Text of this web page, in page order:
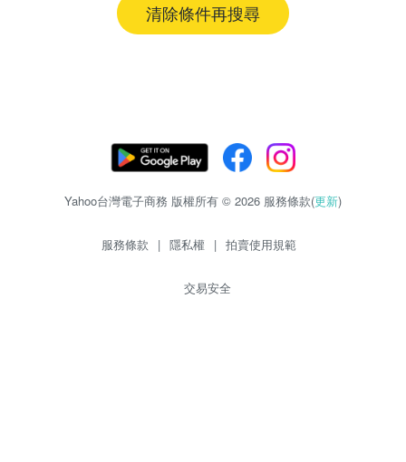
清除條件再搜尋
Yahoo台灣電子商務 版權所有 © 2026 服務條款(更新)
服務條款 | 隱私權 | 拍賣使用規範
交易安全